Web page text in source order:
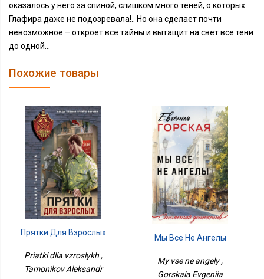
оказалось у него за спиной, слишком много теней, о которых
Глафира даже не подозревала!.. Но она сделает почти
невозможное – откроет все тайны и вытащит на свет все тени
до одной…
Похожие товары
Прятки Для Взрослых
Priatki dlia vzroslykh ,
Tamonikov Aleksandr
Мы Все Не Ангелы
My vse ne angely ,
Gorskaia Evgeniia